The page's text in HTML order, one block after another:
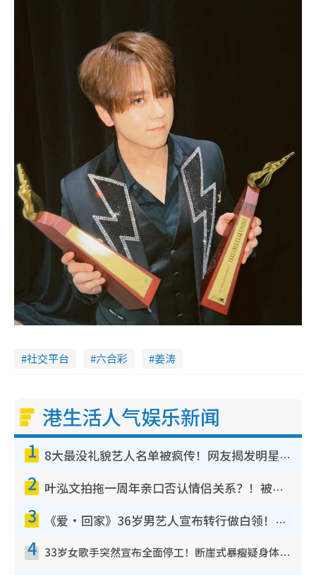
社交平台 六合彩 姜涛
港生活人气娱乐新闻
1 8大最没礼貌艺人名单被疯传！网友揭发明星真面目，一致数落这一位是无品天花板？
2 叶泓文拍拖一周年亲口否认情侣关系？！被质疑感情造假竟称GM“普通同事”
3 《爱·回家》36岁男艺人宣布转行做白领！卸下艺人身份回归素人平淡生活
4 33岁女歌手突然宣布全面停工！断崖式暴瘦疑身体亮红灯！声明曝：将暂时淡出